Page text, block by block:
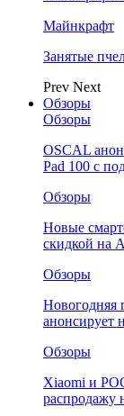
Майнкрафт
Занятые
Prev Next
Обзоры
Обзоры
OSCAL
Pad 100 с
Обзоры
Новые
скидкой на
Обзоры
Новогодняя
анонсирует
Обзоры
Xiaomi и
распродажу